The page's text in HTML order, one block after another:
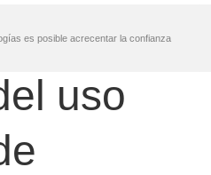
es posible acrecentar la confianza
uso